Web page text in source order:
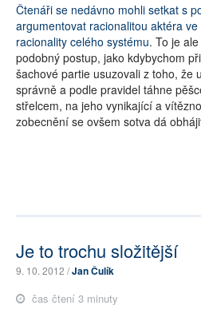
Čtenáři se nedávno mohli setkat s
argumentovat racionalitou aktéra ve
racionality celého systému. To je
podobný postup, jako kdybychom
šachové partie usuzovali z toho, že
správně a podle pravidel táhne
střelcem, na jeho vynikající a
zobecnění se ovšem sotva dá
Je to trochu složitější
9. 10. 2012 /Jan Čulík
čas čtení 3 minuty